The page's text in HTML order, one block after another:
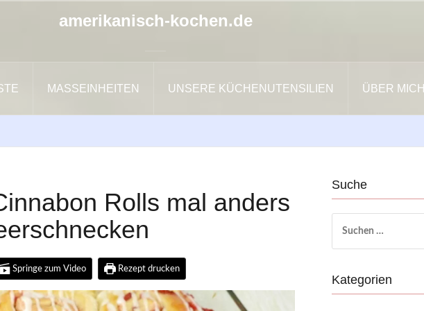
amerikanisch-kochen.de
MASSEINHEITEN UNSERE KÜCHENUTENSILIEN ÜBER MICH
Rolls mal anders
Springe zum Video Rezept drucken
Suche
nach:
Kategorien